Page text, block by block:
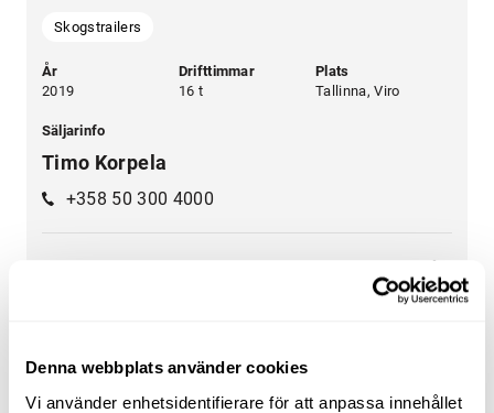
Denna webbplats använder cookies
Vi använder enhetsidentifierare för att anpassa innehållet
Skogstrailers
År
2019
Drifttimmar
16 t
Plats
Tallinna, Viro
Säljarinfo
Timo Korpela
+358 50 300 4000
Leasingpris från:
120 €/mån